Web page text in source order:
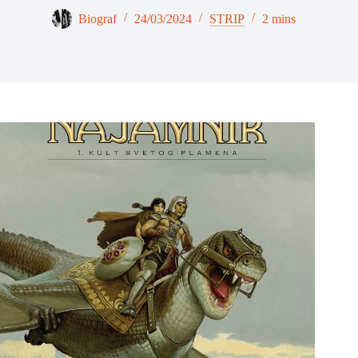
Biograf 24/03/2024 STRIP 2 mins